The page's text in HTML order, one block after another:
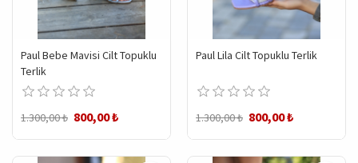
Paul Bebe Mavisi Cilt Topuklu
Terlik
1.300,00 ₺ 800,00 ₺
Paul Lila Cilt Topuklu Terlik
1.300,00 ₺ 800,00 ₺